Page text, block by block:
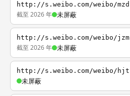
http://s.weibo.com/weibo/mzd
截至 2026 年 未屏蔽
http://s.weibo.com/weibo/jzm
截至 2026 年 未屏蔽
http://s.weibo.com/weibo/hjt
未屏蔽